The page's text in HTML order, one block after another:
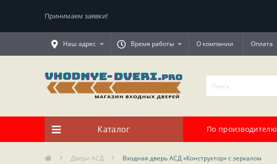
Принимаем заявки!
Наш адрес Время работы О компании Оплата
Каталог По производителю
Двери АСД Входная дверь АСД «Конструктор» с зеркалом